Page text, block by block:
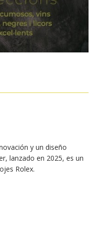
y un diseño
lanzado en 2025, es un
Rolex.